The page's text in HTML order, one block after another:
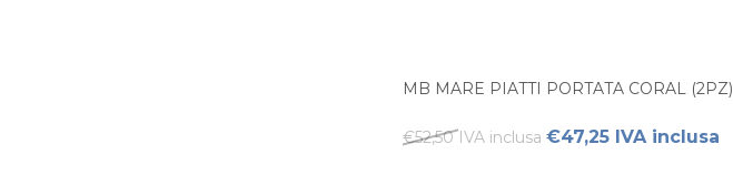
MB MARE PIATTI PORTATA CORAL (2PZ)
€52,50 IVA inclusa €47,25 IVA inclusa